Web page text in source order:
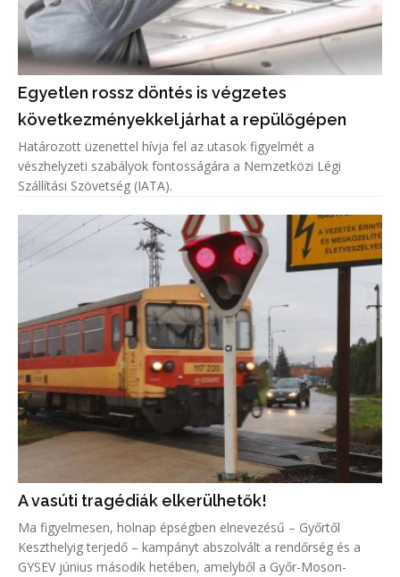
Egyetlen rossz döntés is végzetes
következményekkel járhat a repülőgépen
Határozott üzenettel hívja fel az utasok figyelmét a
vészhelyzeti szabályok fontosságára a Nemzetközi Légi
Szállítási Szövetség (IATA).
A vasúti tragédiák elkerülhetők!
Ma figyelmesen, holnap épségben elnevezésű – Győrtől
Keszthelyig terjedő – kampányt abszolvált a rendőrség és a
GYSEV június második hetében, amelyből a Győr-Moson-